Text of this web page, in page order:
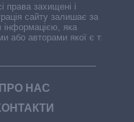
права захищені і
сайту залишає за
яка
або авторами якої є треті
ПРО НАС